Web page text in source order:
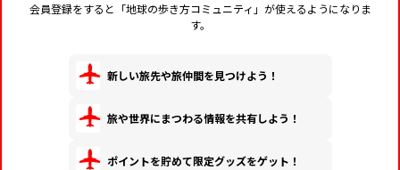
会員登録をすると「地球の歩き方コミュニティ」が使えるようになりま
す。
新しい旅先や旅仲間を見つけよう！
旅や世界にまつわる情報を共有しよう！
ポイントを貯めて限定グッズをゲット！